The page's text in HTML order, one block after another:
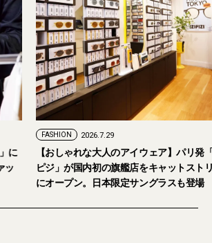
FASHION 2026.7.29
【おしゃれな大人のアイウェア】パリ発「イジ
ピジ」が国内初の旗艦店をキャットストリート
にオープン。日本限定サングラスも登場